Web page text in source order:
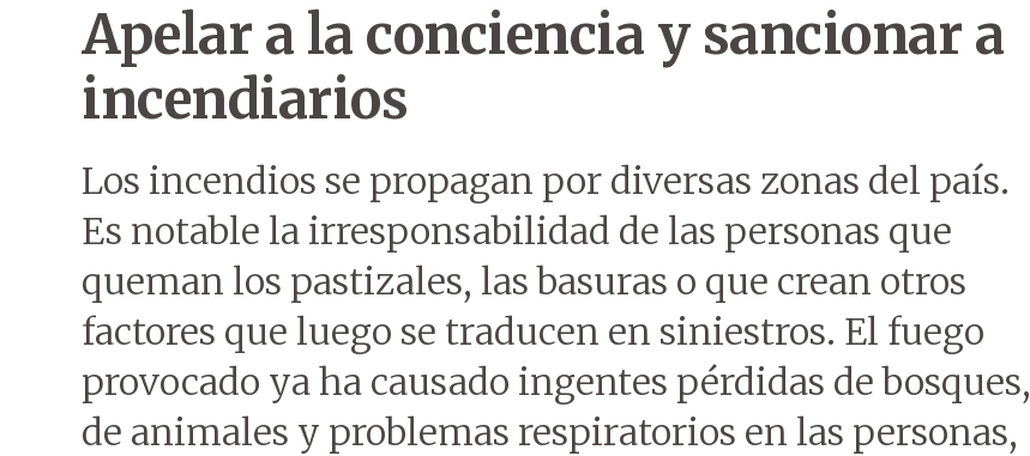
Apelar a la conciencia y sancionar a
incendiarios
Los incendios se propagan por diversas zonas del país.
Es notable la irresponsabilidad de las personas que
queman los pastizales, las basuras o que crean otros
factores que luego se traducen en siniestros. El fuego
provocado ya ha causado ingentes pérdidas de bosques,
de animales y problemas respiratorios en las personas,